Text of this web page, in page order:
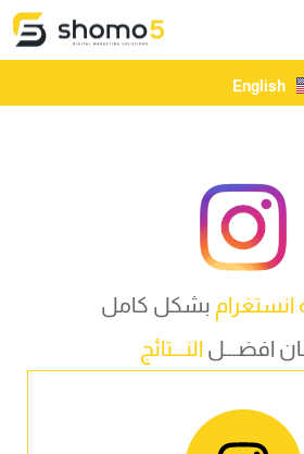
English
انستغرام بشكل كامل
افضـــل النـــتائج